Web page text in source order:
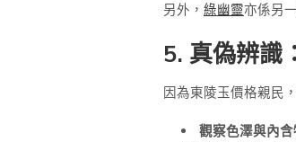
另外， 綠幽靈亦係另
5. 真偽辨識
因為東陵玉價格親民
觀察色澤與內含